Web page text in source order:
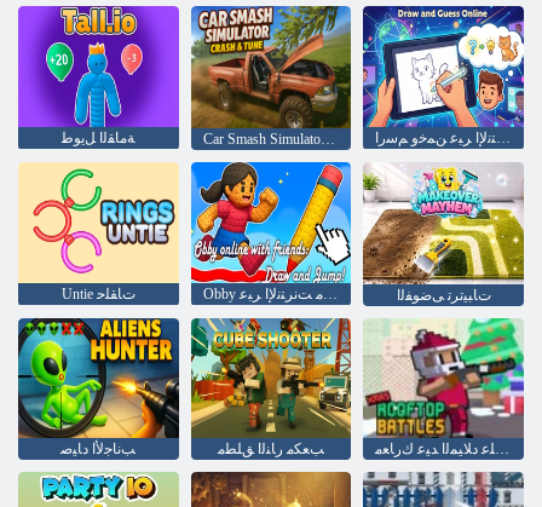
ﺔﻣﺎﻘﻟﺍ ﻞﻳﻮﻃ Car Smash Simulator Crash & Tune ﺖﻧﺮﺘﻧﻹ ﺍ ﺮﺒﻋ ﻦﻤﺧﻭ ﻢﺳﺭﺍ
Untie ﺕﺎﻘﻠﺣ Obby ﺰﻔﻗﺍﻭ ﻢﺳﺭﺍ :ءﺎﻗﺪﺻﻷ ﺍ ﻊﻣ ﺖﻧﺮﺘﻧﻹ ﺍ ﺮﺒﻋ! ﺕﺎﺒﻴﺗﺮﺗ ﻰﺿﻮﻔﻟﺍ
ﺐﻧﺎﺟﻷ ﺍ ﺩﺎﻴﺻ ﺐﻌﻜﻣ ﺭﺎﻨﻟﺍ ﻖﻠﻄﻣ ﺢﻄﺴﻟﺍ ﻰﻠﻋ ﺩﻼ ﻴﻤﻟﺍ ﺪﻴﻋ ﻙﺭﺎﻌﻣ